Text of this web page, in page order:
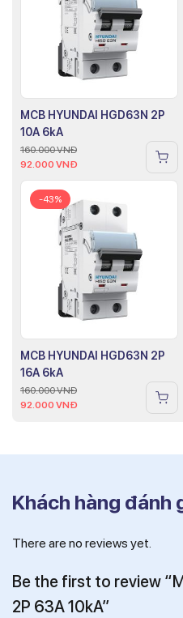
MCB HYUNDAI HGD63N 2P
10A 6kA
160.000VNĐ
92.000 VNĐ
-43%
MCB HYUNDAI HGD63N 2P
16A 6kA
160.000VNĐ
92.000 VNĐ
Khách hàng đánh
There are no reviews yet.
Be the first to review
2P 63A 10kA”